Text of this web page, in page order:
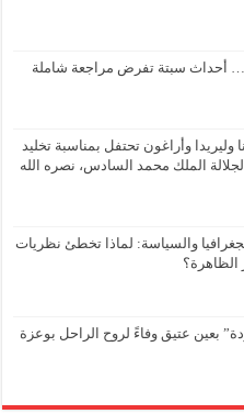
أحداث سبتة تفرض مراجعة شاملة
وليريدا وأراغون تحتفل بمناسبة تخليد
الملك محمد السادس، نصره الله
والسياسة: لماذا تخطئ نظريات
الظاهرة؟
بعين عتيق وفاءً لروح الراحل بوعزة